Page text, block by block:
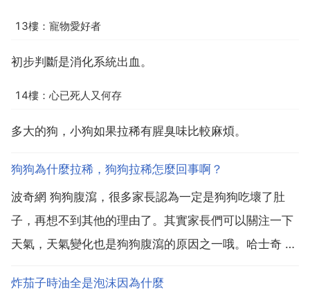
13樓：寵物愛好者
初步判斷是消化系統出血。
14樓：心已死人又何存
多大的狗，小狗如果拉稀有腥臭味比較麻煩。
狗狗為什麼拉稀，狗狗拉稀怎麼回事啊？
波奇網 狗狗腹瀉，很多家長認為一定是狗狗吃壞了肚
子，再想不到其他的理由了。其實家長們可以關注一下
天氣，天氣變化也是狗狗腹瀉的原因之一哦。哈士奇 詳
炸茄子時油全是泡沫因為什麼